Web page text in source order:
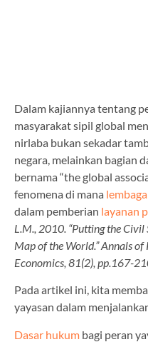
Dalam kajiannya tentang
masyarakat sipil global
nirlaba bukan sekadar
negara, melainkan bagian
bernama “the global
fenomena di mana
dalam pemberian layanan
L.M., 2010. “Putting the
Map of the World.” Annals
Economics, 81(2), pp.167-
Pada artikel ini, kita
yayasan dalam
Dasar hukum bagi peran